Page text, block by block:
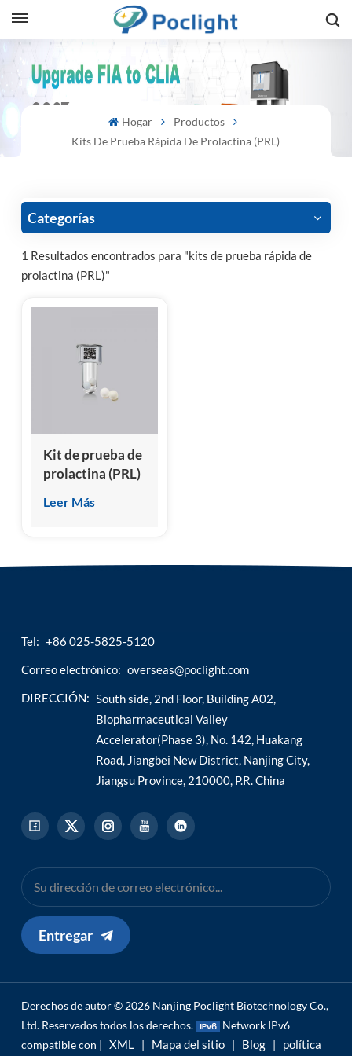
Hogar
Productos
Kits De Prueba Rápida De Prolactina (PRL)
Categorías
1 Resultados encontrados para "kits de prueba rápida de
prolactina (PRL)"
Kit de prueba de
prolactina (PRL)
Leer Más
Tel: +86 025-5825-5120
Correo electrónico: overseas@poclight.com
DIRECCIÓN: South side, 2nd Floor, Building A02,
Biopharmaceutical Valley
Accelerator(Phase 3), No. 142, Huakang
Road, Jiangbei New District, Nanjing City,
Jiangsu Province, 210000, P.R. China
Entregar
Derechos de autor © 2026 Nanjing Poclight Biotechnology Co.,
Ltd. Reservados todos los derechos.
Network IPv6
compatible con | XML | Mapa del sitio | Blog | política